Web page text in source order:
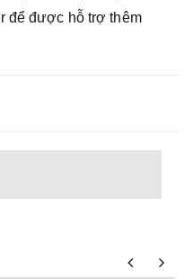
để được hỗ trợ thêm